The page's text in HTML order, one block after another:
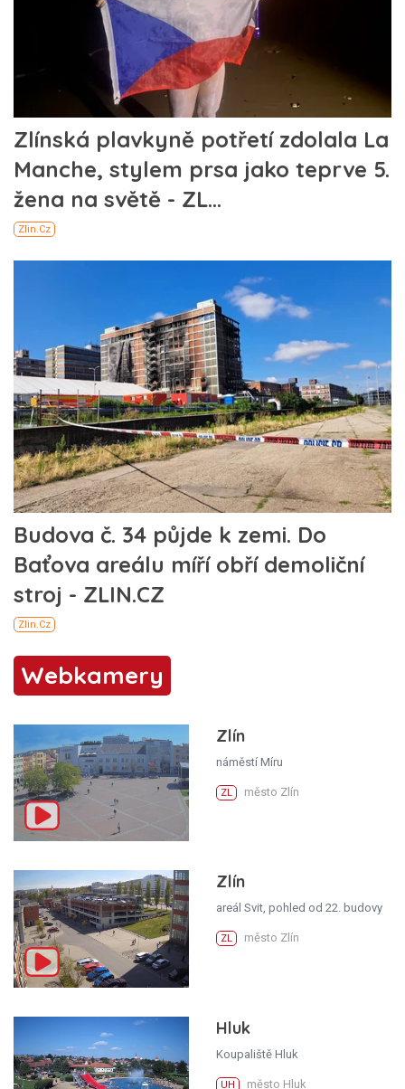
Webkamery
Zlín
náměstí Míru
ZL město Zlín
Zlín
areál Svit, pohled od 22. budovy
ZL město Zlín
Hluk
Koupaliště Hluk
UH město Hluk